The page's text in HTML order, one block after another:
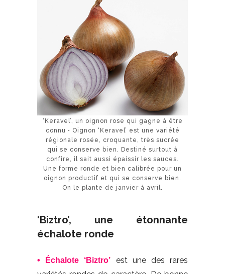
‘Keravel’, un oignon rose qui gagne à être
connu • Oignon ‘Keravel’ est une variété
régionale rosée, croquante, très sucrée
qui se conserve bien. Destiné surtout à
confire, il sait aussi épaissir les sauces.
Une forme ronde et bien calibrée pour un
oignon productif et qui se conserve bien.
On le plante de janvier à avril.
‘Biztro’, une étonnante
échalote ronde
• Échalote ‘Biztro’ est une des rares